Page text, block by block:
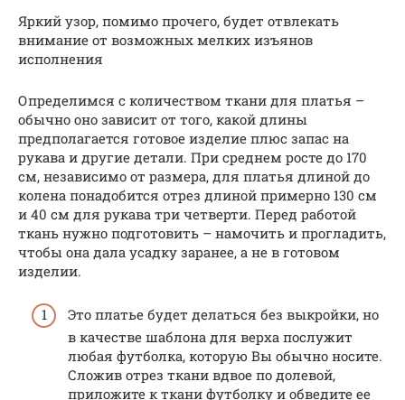
Яркий узор, помимо прочего, будет отвлекать
внимание от возможных мелких изъянов
исполнения
Определимся с количеством ткани для платья –
обычно оно зависит от того, какой длины
предполагается готовое изделие плюс запас на
рукава и другие детали. При среднем росте до 170
см, независимо от размера, для платья длиной до
колена понадобится отрез длиной примерно 130 см
и 40 см для рукава три четверти. Перед работой
ткань нужно подготовить – намочить и прогладить,
чтобы она дала усадку заранее, а не в готовом
изделии.
Это платье будет делаться без выкройки, но
в качестве шаблона для верха послужит
любая футболка, которую Вы обычно носите.
Сложив отрез ткани вдвое по долевой,
приложите к ткани футболку и обведите ее